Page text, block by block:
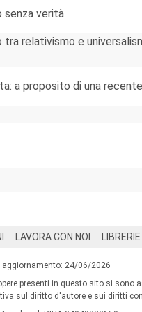
senza verità
tra relativismo e
a proposito di una
LAVORA CON NOI LIBRERIE
aggiornamento: 24/06/2026
presenti in questo sito si sono
sul diritto d'autore e sui diritti